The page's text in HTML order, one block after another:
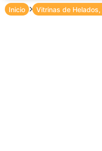
Inicio Vitrinas de Helados,